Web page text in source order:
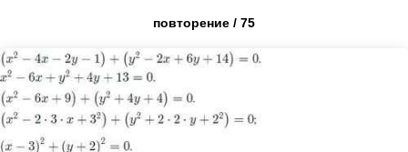
повторение / 75